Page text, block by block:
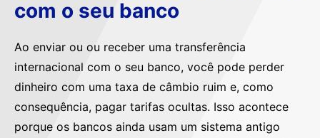
com o seu banco
Ao enviar ou ou receber uma transferência
internacional com o seu banco, você pode perder
dinheiro com uma taxa de câmbio ruim e, como
consequência, pagar tarifas ocultas. Isso acontece
porque os bancos ainda usam um sistema antigo